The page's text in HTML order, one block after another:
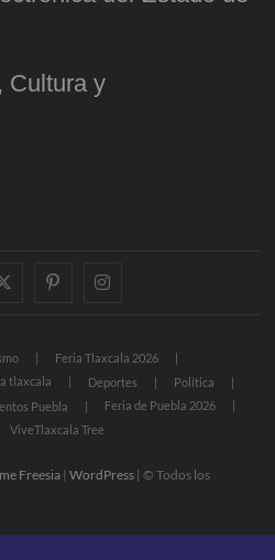
Cultura y
twitter
pinterestinstagram
Feria Tlaxcala 2026
tlaxcala Deportes
Política
Puebla
Feria de Puebla 2026
ViveTlaxcala Tree
Freesia |WordPress | © Todos los